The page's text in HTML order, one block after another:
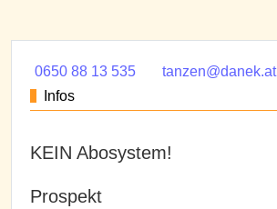
0650 88 13 535
tanzen@danek.at
Infos
KEIN Abosystem!
Prospekt